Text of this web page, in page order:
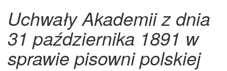
Uchwały Akademii z dnia
31 października 1891 w
sprawie pisowni polskiej